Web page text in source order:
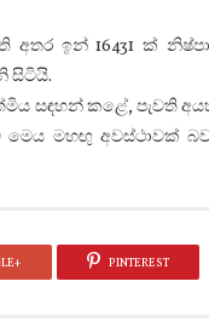
ඉන් 16431 ක්
සිටියි.
සඳහන් කළේ, පැවති
මහඟු අවස්ථාවක්
PINTEREST